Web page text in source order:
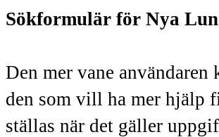
Sökformulär för Nya
Den mer vane
den som vill ha mer hjälp
ställas när det gäller